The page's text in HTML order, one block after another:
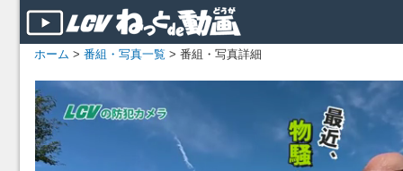
ホーム > 番組・写真一覧 > 番組・写真詳細